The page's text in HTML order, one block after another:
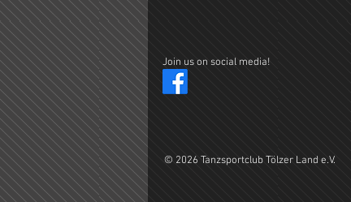
Join us on social media!
© 2026 Tanzsportclub Tölzer Land e.V.